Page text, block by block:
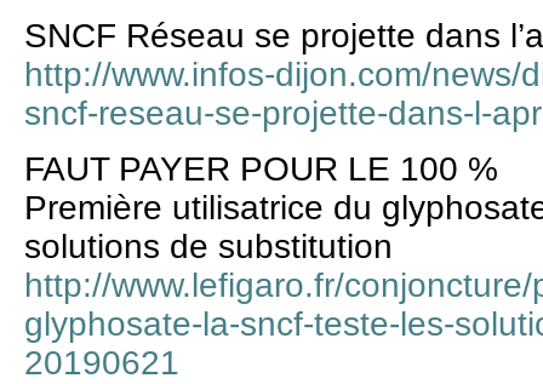
SNCF Réseau se projette dans
http://www.infos-dijon.com/news/
sncf-reseau-se-projette-dans-l-
FAUT PAYER POUR LE 100 %
Première utilisatrice du
solutions de substitution
http://www.lefigaro.fr/
glyphosate-la-sncf-teste-les-
20190621